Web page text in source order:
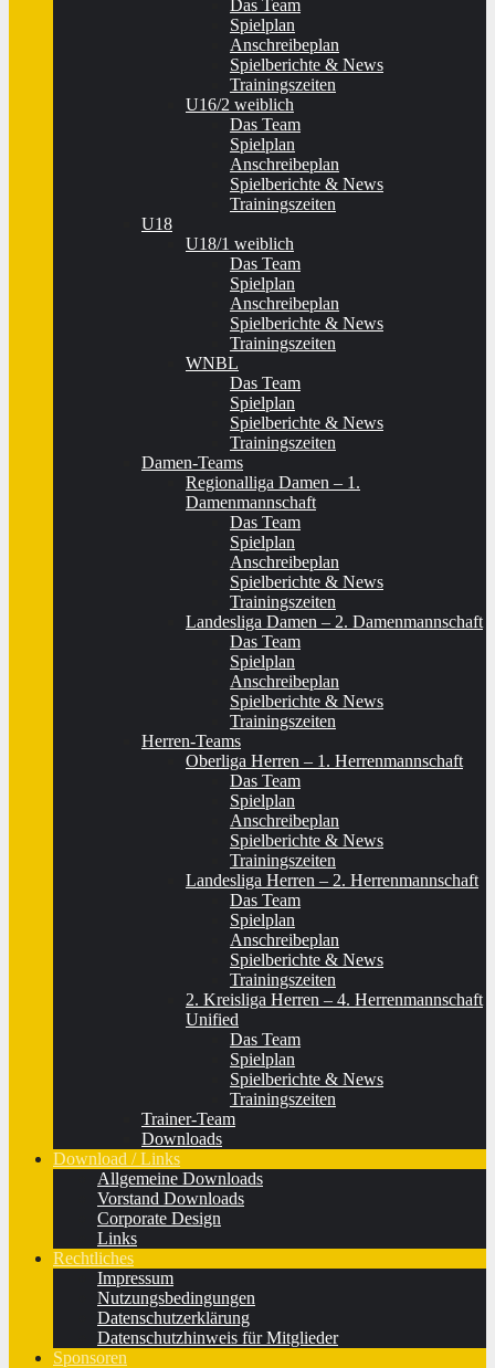
Das Team
Spielplan
Anschreibeplan
Spielberichte & News
Trainingszeiten
U16/2 weiblich
Das Team
Spielplan
Anschreibeplan
Spielberichte & News
Trainingszeiten
U18
U18/1 weiblich
Das Team
Spielplan
Anschreibeplan
Spielberichte & News
Trainingszeiten
WNBL
Das Team
Spielplan
Spielberichte & News
Trainingszeiten
Damen-Teams
Regionalliga Damen – 1.
Damenmannschaft
Das Team
Spielplan
Anschreibeplan
Spielberichte & News
Trainingszeiten
Landesliga Damen – 2. Damenmannschaft
Das Team
Spielplan
Anschreibeplan
Spielberichte & News
Trainingszeiten
Herren-Teams
Oberliga Herren – 1. Herrenmannschaft
Das Team
Spielplan
Anschreibeplan
Spielberichte & News
Trainingszeiten
Landesliga Herren – 2. Herrenmannschaft
Das Team
Spielplan
Anschreibeplan
Spielberichte & News
Trainingszeiten
2. Kreisliga Herren – 4. Herrenmannschaft
Unified
Das Team
Spielplan
Spielberichte & News
Trainingszeiten
Trainer-Team
Downloads
Download / Links
Allgemeine Downloads
Vorstand Downloads
Corporate Design
Links
Rechtliches
Impressum
Nutzungsbedingungen
Datenschutzerklärung
Datenschutzhinweis für Mitglieder
Sponsoren